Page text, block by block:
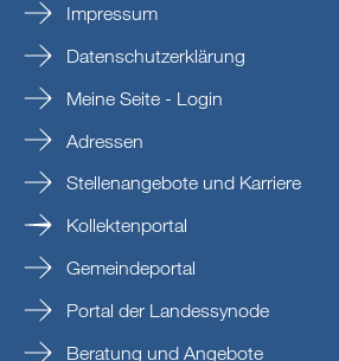
Impressum
Datenschutzerklärung
Meine Seite - Login
Adressen
Stellenangebote und Karriere
Kollektenportal
Gemeindeportal
Portal der Landessynode
Beratung und Angebote